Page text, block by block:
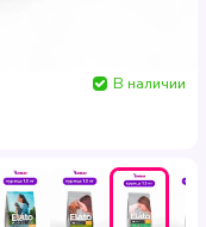
В наличии